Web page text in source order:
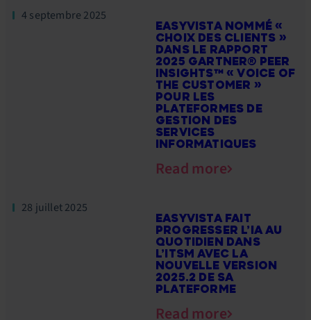
4 septembre 2025
EASYVISTA NOMMÉ «
CHOIX DES CLIENTS »
DANS LE RAPPORT
2025 GARTNER® PEER
INSIGHTS™ « VOICE OF
THE CUSTOMER »
POUR LES
PLATEFORMES DE
GESTION DES
SERVICES
INFORMATIQUES
Read more
28 juillet 2025
EASYVISTA FAIT
PROGRESSER L’IA AU
QUOTIDIEN DANS
L’ITSM AVEC LA
NOUVELLE VERSION
2025.2 DE SA
PLATEFORME
Read more